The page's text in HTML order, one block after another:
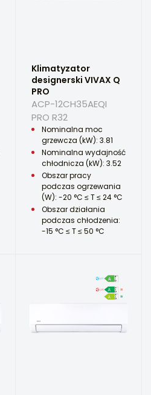
Klimatyzator
designerski VIVAX Q
PRO
ACP-12CH35AEQI
PRO R32
Nominalna moc
grzewcza (kW): 3.81
Nominalna wydajność
chłodnicza (kW): 3.52
Obszar pracy
podczas ogrzewania
(W): -20 °C ≤ T ≤ 24 °C
Obszar działania
podczas chłodzenia:
-15 °C ≤ T ≤ 50 °C